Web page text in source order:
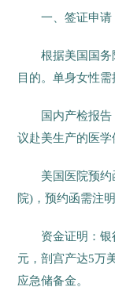
一、签证申
根据美国国务
目的。单身女性需
国内产检报
议赴美生产的医学
美国医院预
院)，预约函需注
资金证明：
元，剖宫产达5万
应急储备金。